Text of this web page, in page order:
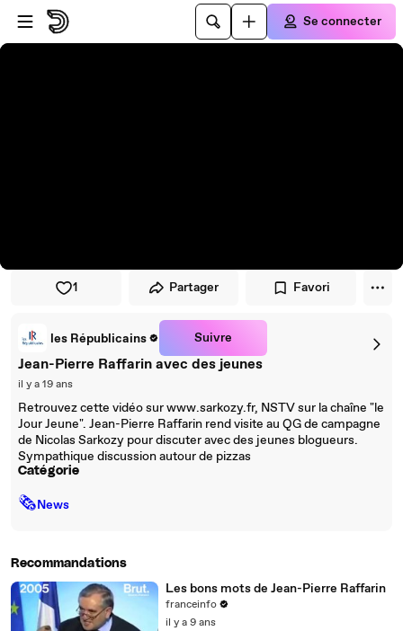
Passer au player
Passer au contenu principal
Se connecter
1 Partager Favori
les Républicains Suivre
Jean-Pierre Raffarin avec des jeunes
il y a 19 ans
Retrouvez cette vidéo sur www.sarkozy.fr, NSTV sur la chaîne "le
Jour Jeune". Jean-Pierre Raffarin rend visite au QG de campagne
de Nicolas Sarkozy pour discuter avec des jeunes blogueurs.
Sympathique discussion autour de pizzas
Catégorie
🗞News
Recommandations
Les bons mots de Jean-Pierre Raffarin
franceinfo
il y a 9 ans